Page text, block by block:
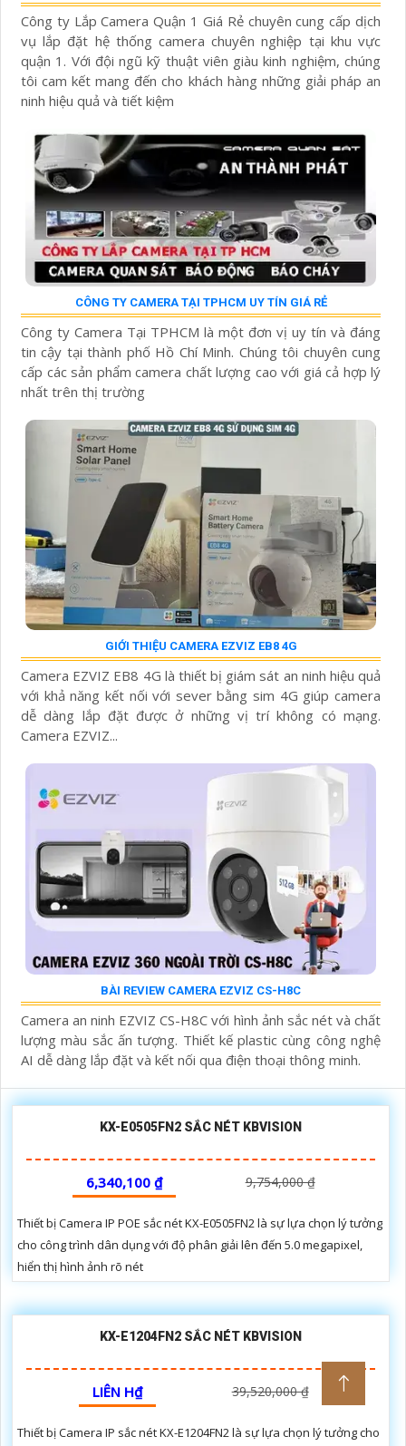
Công ty Lắp Camera Quận 1 Giá Rẻ chuyên cung cấp dịch
vụ lắp đặt hệ thống camera chuyên nghiệp tại khu vực
quận 1. Với đội ngũ kỹ thuật viên giàu kinh nghiệm, chúng
tôi cam kết mang đến cho khách hàng những giải pháp an
ninh hiệu quả và tiết kiệm
CÔNG TY CAMERA TẠI TPHCM UY TÍN GIÁ RẺ
Công ty Camera Tại TPHCM là một đơn vị uy tín và đáng
tin cậy tại thành phố Hồ Chí Minh. Chúng tôi chuyên cung
cấp các sản phẩm camera chất lượng cao với giá cả hợp lý
nhất trên thị trường
GIỚI THIỆU CAMERA EZVIZ EB8 4G
Camera EZVIZ EB8 4G là thiết bị giám sát an ninh hiệu quả
với khả năng kết nối với sever bằng sim 4G giúp camera
dễ dàng lắp đặt được ở những vị trí không có mạng.
Camera EZVIZ...
BÀI REVIEW CAMERA EZVIZ CS-H8C
Camera an ninh EZVIZ CS-H8C với hình ảnh sắc nét và chất
lượng màu sắc ấn tượng. Thiết kế plastic cùng công nghệ
AI dễ dàng lắp đặt và kết nối qua điện thoại thông minh.
KX-E0505FN2 SẮC NÉT KBVISION
6,340,100 ₫ 9,754,000 ₫
Thiết bị Camera IP POE sắc nét KX-E0505FN2 là sự lựa chọn lý tưởng
cho công trình dân dụng với độ phân giải lên đến 5.0 megapixel,
hiển thị hình ảnh rõ nét
KX-E1204FN2 SẮC NÉT KBVISION
LIÊN H₫ 39,520,000 ₫
Thiết bị Camera IP sắc nét KX-E1204FN2 là sự lựa chọn lý tưởng cho